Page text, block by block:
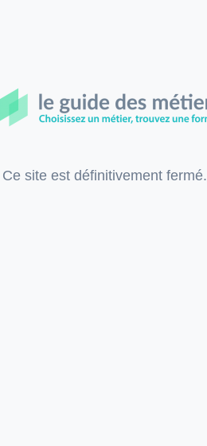
Ce site est définitivement fermé.